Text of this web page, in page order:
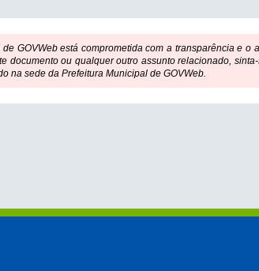
GOVWeb está comprometida com a transparência e o
documento ou qualquer outro assunto relacionado,
na sede da Prefeitura Municipal de GOVWeb.